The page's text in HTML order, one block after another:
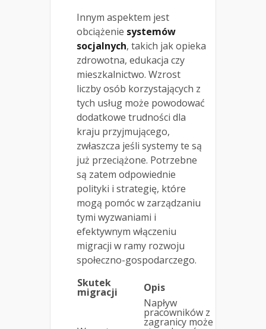
Innym aspektem jest
obciążenie systemów
socjalnych, takich jak opieka
zdrowotna, edukacja czy
mieszkalnictwo. Wzrost
liczby osób korzystających z
tych usług może powodować
dodatkowe trudności dla
kraju przyjmującego,
zwłaszcza jeśli systemy te są
już przeciążone. Potrzebne
są zatem odpowiednie
polityki i strategię, które
mogą pomóc w zarządzaniu
tymi wyzwaniami i
efektywnym włączeniu
migracji w ramy rozwoju
społeczno-gospodarczego.
Skutek
migracji Opis
Napływ
pracowników z
zagranicy może